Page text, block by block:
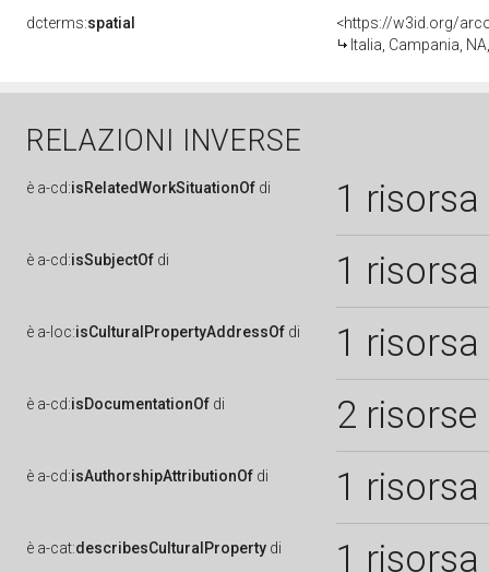
dcterms:spatial
<https://w3id.org/
Italia, Campania,
RELAZIONI INVERSE
è a-cd:isRelatedWorkSituationOf di 1 risorsa
è a-cd:isSubjectOf di 1 risorsa
è a-loc:isCulturalPropertyAddressOf di 1 risorsa
è a-cd:isDocumentationOf di 2 risorse
è a-cd:isAuthorshipAttributionOf di 1 risorsa
è a-cat:describesCulturalProperty di 1 risorsa